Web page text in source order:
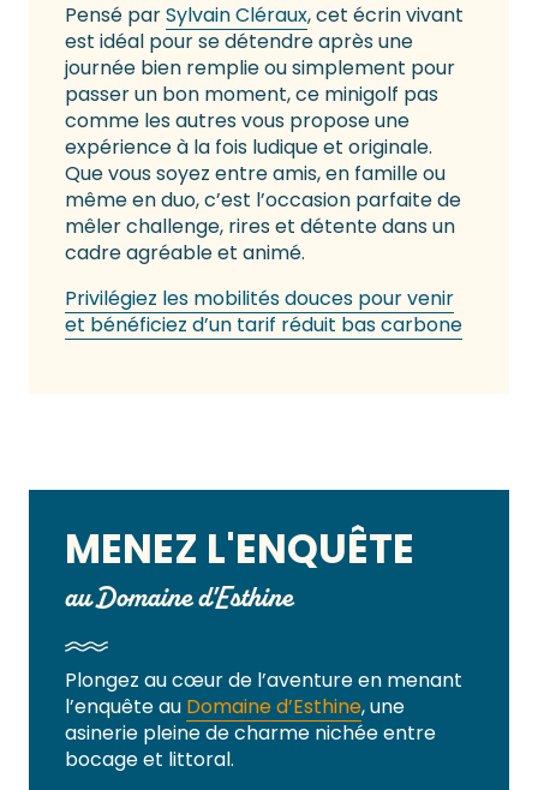
Pensé parSylvain Cléraux, cet écrin vivant
est idéal pour se détendre après une
journée bien remplie ou simplement pour
passer un bon moment, ce minigolf pas
comme les autres vous propose une
expérience à la fois ludique et originale.
Que vous soyez entre amis, en famille ou
même en duo, c’est l’occasion parfaite de
mêler challenge, rires et détente dans un
cadre agréable et animé.
Privilégiez les mobilités douces pour venir
et bénéficiez d’un tarif réduit bas carbone
MENEZ L'ENQUÊTE
au Domaine d'Esthine
Plongez au cœur de l’aventure en menant
l’enquête au Domaine d’Esthine, une
asinerie pleine de charme nichée entre
bocage et littoral.